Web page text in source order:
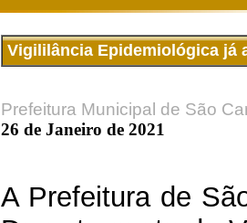
Vigililância Epidemiológica já
Prefeitura Municipal de São
26 de Janeiro de 2021
A Prefeitura de